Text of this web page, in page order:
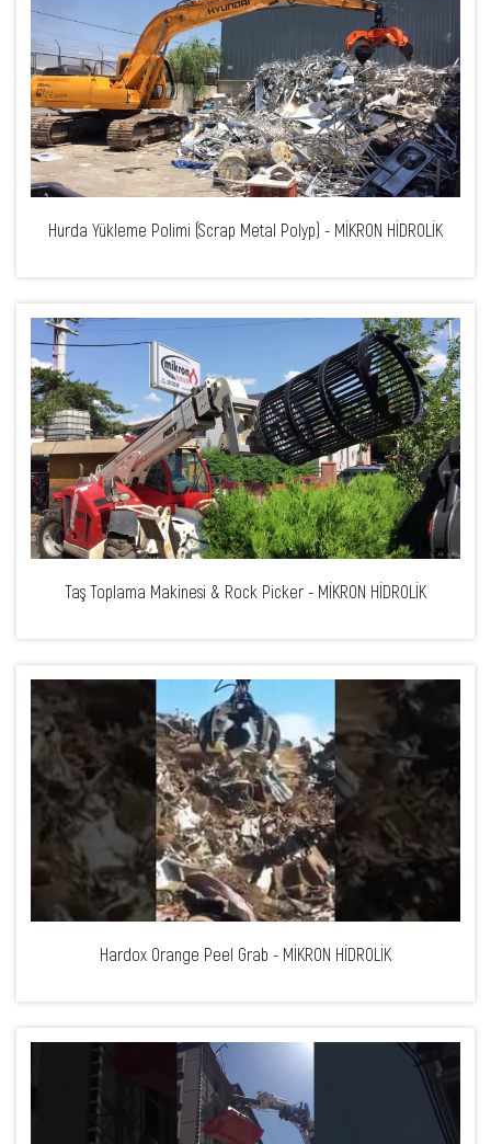
Hurda Yükleme Polimi (Scrap Metal Polyp) - MİKRON HİDROLİK
Taş Toplama Makinesi & Rock Picker - MİKRON HİDROLİK
Hardox Orange Peel Grab - MİKRON HİDROLİK